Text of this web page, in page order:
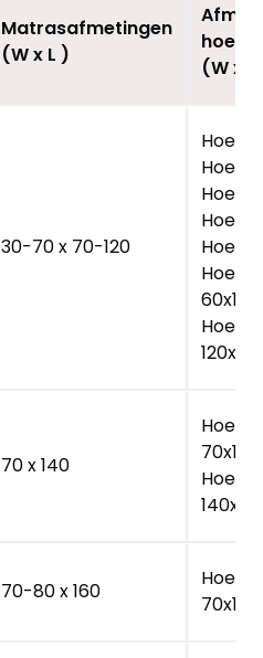
Matrasafmetingen
(W x L )
(W x
30-70 x 70-120
60x120
120x60
70 x 140
70x140
140x70
70-80 x 160
70x160